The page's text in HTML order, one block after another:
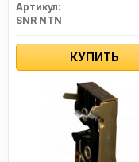
Артикул:
SNR NTN
КУПИТЬ